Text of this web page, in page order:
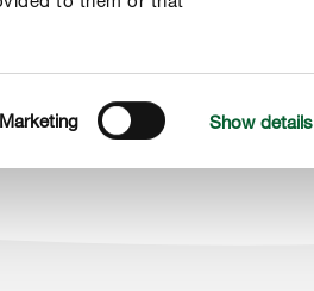
Marketing Show details